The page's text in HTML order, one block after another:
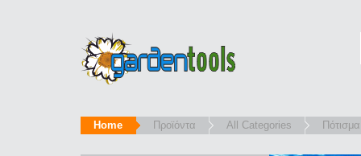
Home Προϊόντα All Categories